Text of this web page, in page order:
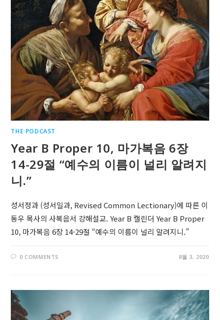
THE PODCAST
Year B Proper 10, 마가복음 6장
14-29절 “예수의 이름이 널리 알려지
니.”
성서정과 (성서일과, Revised Common Lectionary)에 따른 이
동우 목사의 사복음서 강해설교. Year B 캘린더 Year B Proper
10, 마가복음 6장 14-29절 “예수의 이름이 널리 알려지니.”
0 COMMENTS 8월 3, 2020